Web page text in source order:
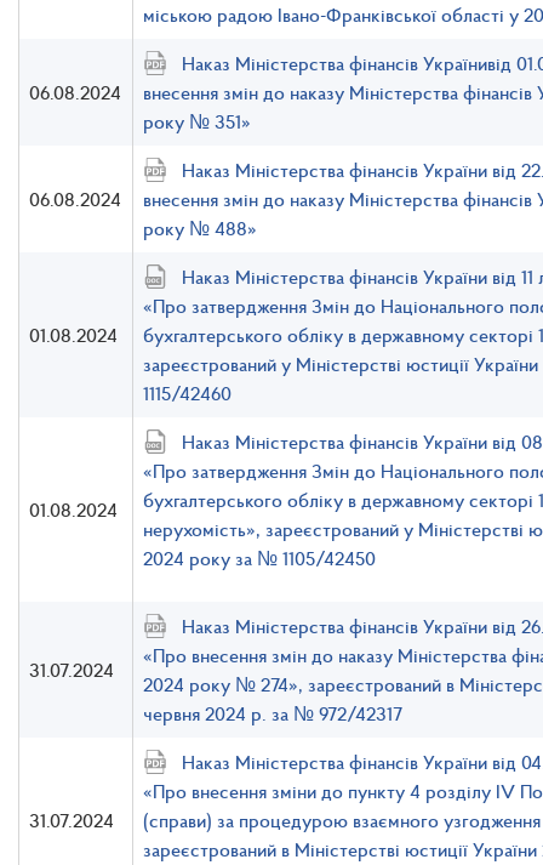
міською радою Івано-Франківської області у
06.08.2024
Наказ Міністерства фінансів Українивід
внесення змін до наказу Міністерства
року № 351»
06.08.2024
Наказ Міністерства фінансів України від
внесення змін до наказу Міністерства
року № 488»
01.08.2024
Наказ Міністерства фінансів України від
«Про затвердження Змін до Національного
бухгалтерського обліку в державному секторі
зареєстрований у Міністерстві юстиції
1115/42460
01.08.2024
Наказ Міністерства фінансів України
«Про затвердження Змін до Національного
бухгалтерського обліку в державному секторі
нерухомість», зареєстрований у Міністерстві
2024 року за № 1105/42450
31.07.2024
Наказ Міністерства фінансів України від
«Про внесення змін до наказу Міністерства
2024 року № 274», зареєстрований в
червня 2024 р. за № 972/42317
31.07.2024
Наказ Міністерства фінансів України від
«Про внесення зміни до пункту 4 розділу IV
(справи) за процедурою взаємного узгодження
зареєстрований в Міністерстві юстиції